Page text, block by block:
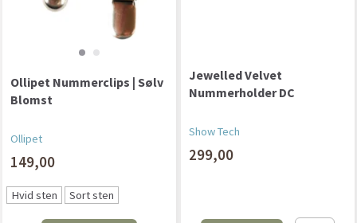
Ollipet Nummerclips | Sølv
Blomst
Ollipet
149,00
Hvid sten Sort sten
Jewelled Velvet
Nummerholder DC
Show Tech
299,00